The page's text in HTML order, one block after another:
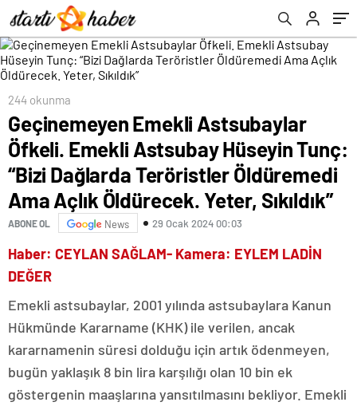
Dağlarda Teröristler Öldüremedi Ama Açlık
Öldürecek. Yeter, Sıkıldık”
244 okunma
Geçinemeyen Emekli Astsubaylar
Öfkeli. Emekli Astsubay Hüseyin Tunç:
“Bizi Dağlarda Teröristler Öldüremedi
Ama Açlık Öldürecek. Yeter, Sıkıldık”
ABONE OL News 29 Ocak 2024 00:03
Haber: CEYLAN SAĞLAM- Kamera: EYLEM LADİN
DEĞER
Emekli astsubaylar, 2001 yılında astsubaylara Kanun
Hükmünde Kararname (KHK) ile verilen, ancak
kararnamenin süresi dolduğu için artık ödenmeyen,
bugün yaklaşık 8 bin lira karşılığı olan 10 bin ek
göstergenin maaşlarına yansıtılmasını bekliyor. Emekli
anlatamıyorum’ dedi